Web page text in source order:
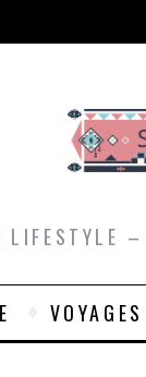
LIFESTYLE
VOYAGES